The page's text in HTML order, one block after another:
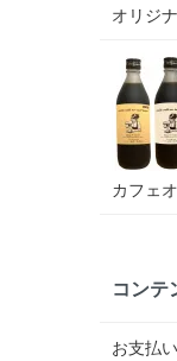
オリジ
カフェ
コンテ
お支払